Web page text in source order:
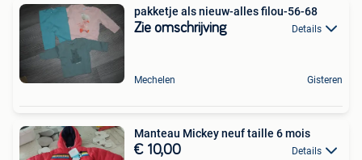
pakketje als nieuw-alles filou-56-68
Zie omschrijving Details
Mechelen Gisteren
Manteau Mickey neuf taille 6 mois
€ 10,00 Details